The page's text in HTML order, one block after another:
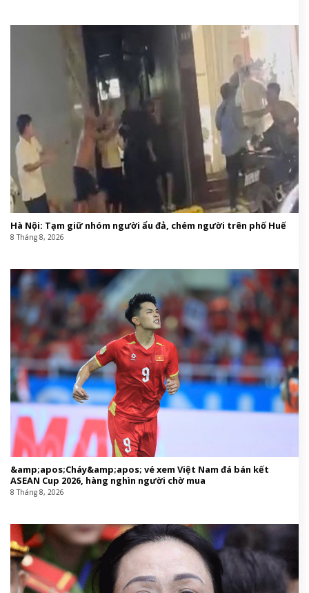
Hà Nội: Tạm giữ nhóm người ẩu đả, chém người trên phố Huế
8 Tháng 8, 2026
&amp;apos;Cháy&amp;apos; vé xem Việt Nam đá bán kết
ASEAN Cup 2026, hàng nghìn người chờ mua
8 Tháng 8, 2026